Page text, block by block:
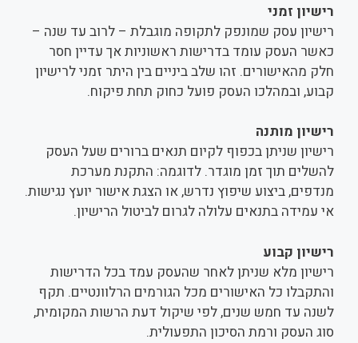
רישיון זמני
רישיון עסק שמונפק לתקופה מוגבלת – לרוב עד שנה –
כאשר העסק עומד בדרישות ראשוניות אך עדיין חסר
חלק מהאישורים. זהו שלב ביניים בין היתר זמני לרישיון
קבוע, ובמהלכו העסק פועל כחוק תחת פיקוח.
רישיון מותנה
רישיון שניתן בכפוף לקיום תנאים ברורים שעל העסק
להשלים תוך זמן מוגדר. לדוגמה: התקנת מערכת
מנדפים, ביצוע שיפוץ נדרש, או הצגת אישור יועץ נגישות.
אי עמידה בתנאים עלולה לגרום לביטול הרישיון.
רישיון קבוע
רישיון מלא שניתן לאחר שהעסק עמד בכל הדרישות
והתקבלו כל האישורים מכל הגורמים הרלוונטיים. תקף
לשנה עד חמש שנים, לפי שיקול דעת הרשות המקומית,
סוג העסק ורמת הסיכון התפעולית.